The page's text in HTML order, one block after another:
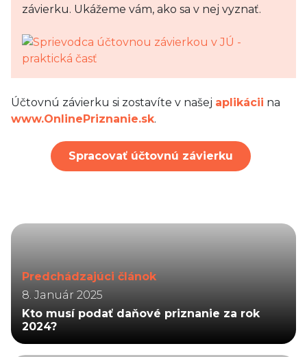
závierku. Ukážeme vám, ako sa v nej vyznať.
Účtovnú závierku si zostavíte v našej aplikácii na
www.OnlinePriznanie.sk.
Spracovať účtovnú závierku
Predchádzajúci článok
8. Január 2025
Kto musí podať daňové priznanie za rok
2024?